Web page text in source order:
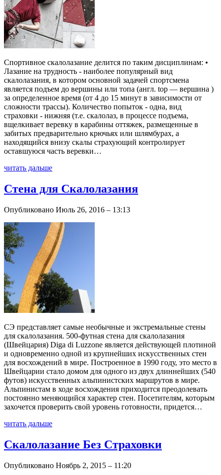
Cпортивное скалолазание делится по таким дисциплинам: •
Лазание на трудность - наиболее популярный вид
скалолазания, в котором основной задачей спортсмена
является подъем до вершины или топа (англ. top — вершина )
за определенное время (от 4 до 15 минут в зависимости от
сложности трассы). Количество попыток - одна, вид
страховки - нижняя (т.е. скалолаз, в процессе подъема,
вщелкивает веревку в карабины оттяжек, размещенные в
забитых предварительно крючьях или шлямбурах, а
находящийся внизу скалы страхующий контролирует
оставшуюся часть веревки…
читать дальше
Стена для Скалолазания
Опубликовано Июль 26, 2016 – 13:13
СЭ представляет самые необычные и экстремальные стены
для скалолазания. 500-футная стена для скалолазания
(Швейцария) Diga di Luzzone является действующей плотиной
и одновременно одной из крупнейших искусственных стен
для восхождений в мире. Построенное в 1990 году, это место в
Швейцарии стало домом для одного из двух длиннейших (540
футов) искусственных альпинистских маршрутов в мире.
Альпинистам в ходе восхождения приходится преодолевать
постоянно меняющийся характер стен. Посетителям, которым
захочется проверить свой уровень готовности, придется…
читать дальше
Скалолазание Без Страховки
Опубликовано Ноябрь 2, 2015 – 11:20